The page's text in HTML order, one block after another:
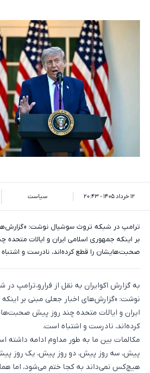
۱۲ خرداد ۱۴۰۵ - ۲۰:۴۳ سیاست
ترامپ در شبکه تروث سوشیال نوشت:
بر اینکه جمهوری اسلامی ایران و ایالات
صحبت‌هایشان را قطع کرده‌اند، نادرست و
به گزارش اکوایران به نقل از فرارو، ترامپ
نوشت: «گزارش‌های اخبار جعلی مبنی بر
ایران و ایالات متحده چند روز پیش
کرده‌اند، نادرست و اشتباه است.
مکالمات بین ما به طور مداوم ادامه داشته
پیش، سه روز پیش، دو روز پیش، یک روز
هیچ‌کس نمی‌داند به کجا ختم می‌شود، اما